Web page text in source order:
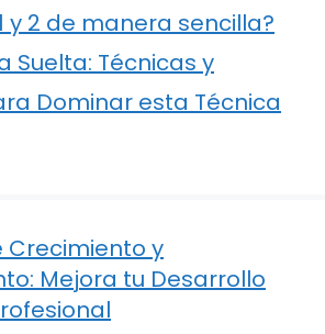
y 2 de manera sencilla?
Suelta: Técnicas y
Dominar esta Técnica
Crecimiento y
Mejora tu Desarrollo